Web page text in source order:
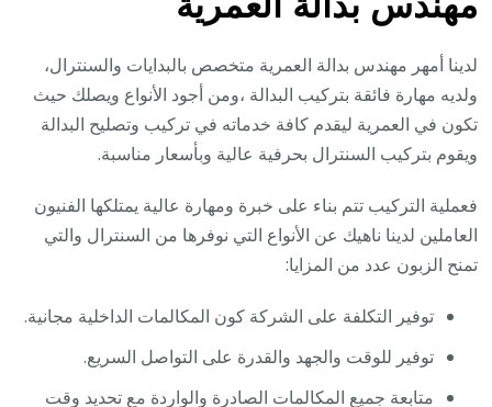
لدينا أمهر مهندس بدالة العمرية متخصص بالبدايات والسنترال،
ولديه مهارة فائقة بتركيب البدالة ،ومن أجود الأنواع ويصلك حيث
تكون في العمرية ليقدم كافة خدماته في تركيب وتصليح البدالة
ويقوم بتركيب السنترال بحرفية عالية وبأسعار مناسبة.
فعملية التركيب تتم بناء على خبرة ومهارة عالية يمتلكها الفنيون
العاملين لدينا ناهيك عن الأنواع التي نوفرها من السنترال والتي
تمنح الزبون عدد من المزايا:
توفير التكلفة على الشركة كون المكالمات الداخلية مجانية.
توفير للوقت والجهد والقدرة على التواصل السريع.
متابعة جميع المكالمات الصادرة والواردة مع تحديد وقت